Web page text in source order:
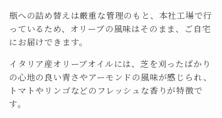
瓶への詰め替えは厳重な管理のもと、本社工場で行
っているため、オリーブの風味はそのまま、ご自宅
にお届けできます。
イタリア産オリーブオイルには、芝を刈ったばかり
の心地の良い青さやアーモンドの風味が感じられ、
トマトやリンゴなどのフレッシュな香りが特徴で
す。